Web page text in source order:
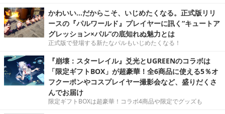
かわいい…だからこそ、いじめたくなる。正式版リリ
ースの『パルワールド』プレイヤーに訊く“キュートア
グレッション×パル”の底知れぬ魅力とは
正式版で登場する新たなパルもいじめたくなる！
『崩壊：スターレイル』爻光とUGREENのコラボは
「限定ギフトBOX」が超豪華！全6商品に使える5％オ
フクーポンやコスプレイヤー撮影会など、盛りだくさ
んでお届け
限定ギフトBOXは超豪華！コラボ4商品や限定でグッズも